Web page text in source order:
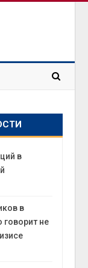
в
в
говорит не